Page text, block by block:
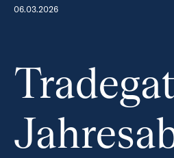
06.03.2026